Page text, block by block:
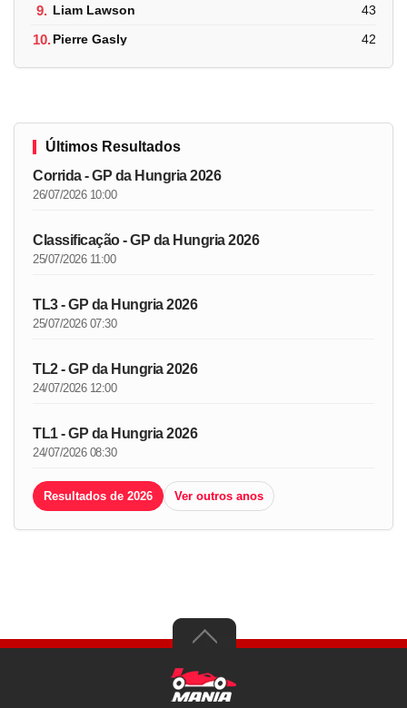
9. Liam Lawson 43
10.Pierre Gasly 42
Últimos Resultados
Corrida - GP da Hungria 2026
26/07/2026 10:00
Classificação - GP da Hungria 2026
25/07/2026 11:00
TL3 - GP da Hungria 2026
25/07/2026 07:30
TL2 - GP da Hungria 2026
24/07/2026 12:00
TL1 - GP da Hungria 2026
24/07/2026 08:30
Resultados de 2026 Ver outros anos